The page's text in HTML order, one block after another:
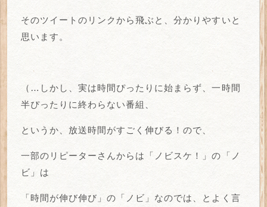
そのツイートのリンクから飛ぶと、分かりやすいと
思います。
（…しかし、実は時間ぴったりに始まらず、一時間
半ぴったりに終わらない番組、
というか、放送時間がすごく伸びる！ので、
一部のリピーターさんからは「ノビスケ！」の「ノ
ビ」は
「時間が伸び伸び」の「ノビ」なのでは、とよく言